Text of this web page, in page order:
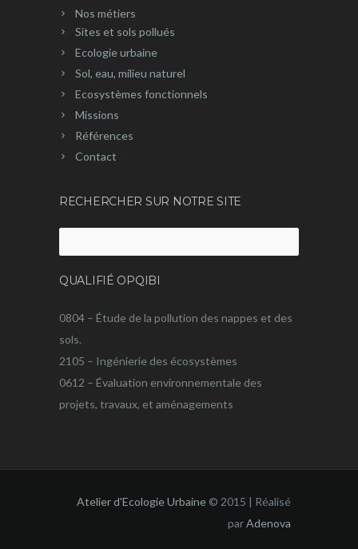
Nos métiers
Sites et sols pollués
Ecologie urbaine
Sol, eau, milieu naturel
Ecosystèmes fonctionnels
Missions
Références
Contact
RECHERCHER SUR NOTRE SITE
QUALIFIÉ OPQIBI
0804 – Étude de la pollution des nappes et des
sols.
2105 – Ingénierie des écosystèmes
0612 – Évaluation environnementale des
projets, travaux, et aménagements
Atelier d'Ecologie Urbaine © 2015 | Réalisé
parAdenova